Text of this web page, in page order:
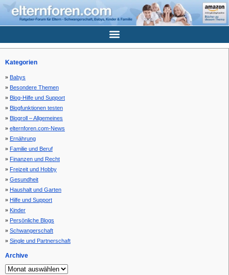
Kategorien
Babys
Besondere Themen
Blog-Hilfe und Support
Blogfunktionen testen
Blogroll – Allgemeines
elternforen.com-News
Ernährung
Familie und Beruf
Finanzen und Recht
Freizeit und Hobby
Gesundheit
Haushalt und Garten
Hilfe und Support
Kinder
Persönliche Blogs
Schwangerschaft
Single und Partnerschaft
Archive